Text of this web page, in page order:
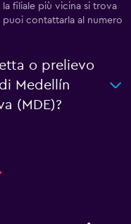
filiale più vicina si trova
contattarla al numero
o prelievo
Medellín
(MDE)?